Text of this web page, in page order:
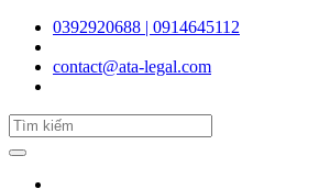
0392920688 | 0914645112
contact@ata-legal.com